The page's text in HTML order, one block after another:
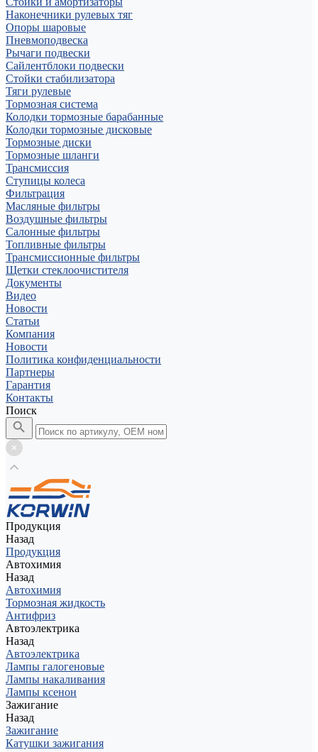
Наконечники рулевых тяг
Опоры шаровые
Пневмоподвеска
Рычаги подвески
Сайлентблоки подвески
Стойки стабилизатора
Тяги рулевые
Тормозная система
Колодки тормозные барабанные
Колодки тормозные дисковые
Тормозные диски
Тормозные шланги
Трансмиссия
Ступицы колеса
Фильтрация
Масляные фильтры
Воздушные фильтры
Салонные фильтры
Топливные фильтры
Трансмиссионные фильтры
Щетки стеклоочистителя
Документы
Видео
Новости
Статьи
Компания
Новости
Политика конфиденциальности
Партнеры
Гарантия
Контакты
Поиск
Продукция
Назад
Продукция
Автохимия
Назад
Автохимия
Тормозная жидкость
Антифриз
Автоэлектрика
Назад
Автоэлектрика
Лампы галогеновые
Лампы накаливания
Лампы ксенон
Зажигание
Назад
Зажигание
Катушки зажигания